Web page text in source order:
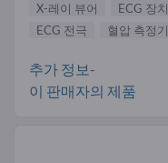
X-레이 뷰어
ECG 장치
ECG 전극
혈압 측정기
추가 정보-
이 판매자의 제품